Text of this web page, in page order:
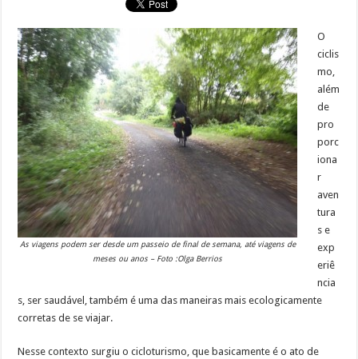
As viagens podem ser desde um passeio de final de semana, até viagens de
meses ou anos – Foto :Olga Berrios
O
ciclis
mo,
além
de
pro
porc
iona
r
aven
tura
s e
exp
eriê
ncia
s, ser saudável, também é uma das maneiras mais ecologicamente
corretas de se viajar.
Nesse contexto surgiu o cicloturismo, que basicamente é o ato de